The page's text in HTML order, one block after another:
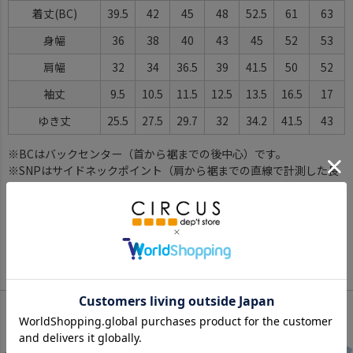
着丈(BC) 39.5 42 45 48 52.5 61
63
身幅
36 38 40 43 45 52
53
肩幅
32 34 36.5 39 41.5 50
52
袖丈
9.5 10.5 11.5 12.5 13.5 16.5
17
ゆき丈
25.5 27.5 29.7 32 34.2 41.5 43
※BCはバックセンター（首から裾までの後中心）です。
※SNPはサイドネックポイント（肩から裾までの直線で計測した長
さ）です。
Color